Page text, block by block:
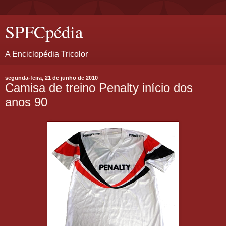
SPFCpédia
A Enciclopédia Tricolor
segunda-feira, 21 de junho de 2010
Camisa de treino Penalty início dos
anos 90